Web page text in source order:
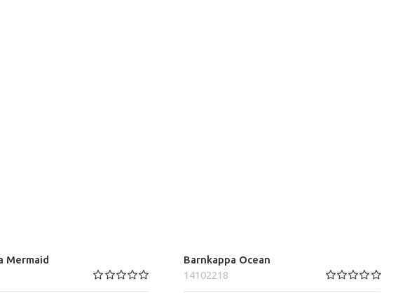
Mermaid
Barnkappa Ocean
14102218